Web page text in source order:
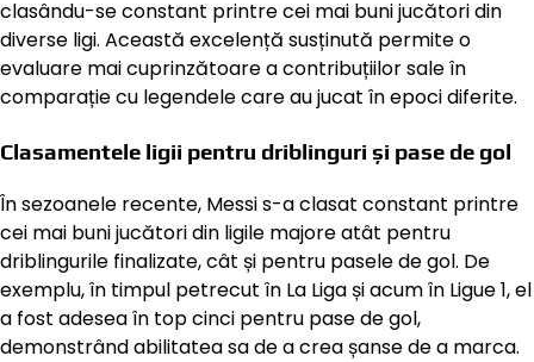
clasându-se constant printre cei mai buni jucători din
diverse ligi. Această excelență susținută permite o
evaluare mai cuprinzătoare a contribuțiilor sale în
comparație cu legendele care au jucat în epoci diferite.
Clasamentele ligii pentru driblinguri și pase de gol
În sezoanele recente, Messi s-a clasat constant printre
cei mai buni jucători din ligile majore atât pentru
driblingurile finalizate, cât și pentru pasele de gol. De
exemplu, în timpul petrecut în La Liga și acum în Ligue 1, el
a fost adesea în top cinci pentru pase de gol,
demonstrând abilitatea sa de a crea șanse de a marca.